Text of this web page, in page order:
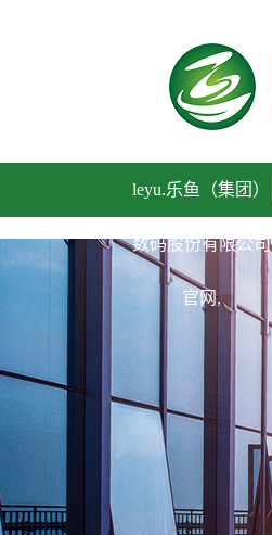
leyu.乐鱼（集团）
数码股份有限公司
官网,